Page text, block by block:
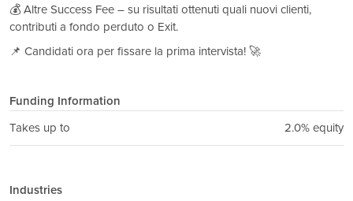
💰 Altre Success Fee – su risultati ottenuti quali nuovi clienti,
contributi a fondo perduto o Exit.
📌 Candidati ora per fissare la prima intervista! 🚀
Funding Information
Takes up to
2.0% equity
Industries